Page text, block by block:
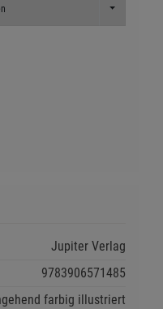
Toggle
Jupiter Verlag
9783906571485
farbig illustriert